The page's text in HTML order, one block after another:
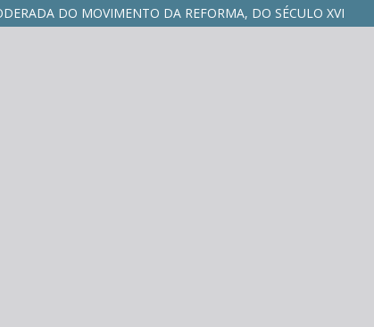
DO MOVIMENTO DA REFORMA, DO SÉCULO XVI